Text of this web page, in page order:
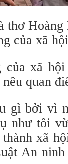
thơ
của xã
xã
quan
gì bởi vì
như tôi
xã
An